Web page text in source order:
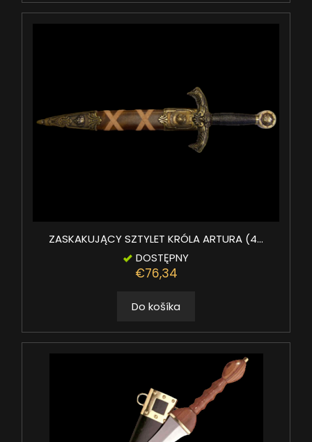
ZASKAKUJĄCY SZTYLET KRÓLA ARTURA (4...
DOSTĘPNY
€76,34
Do košíka